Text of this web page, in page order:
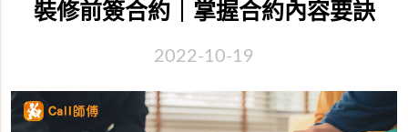
裝修前簽合約｜掌握合約內容要訣
2022-10-19